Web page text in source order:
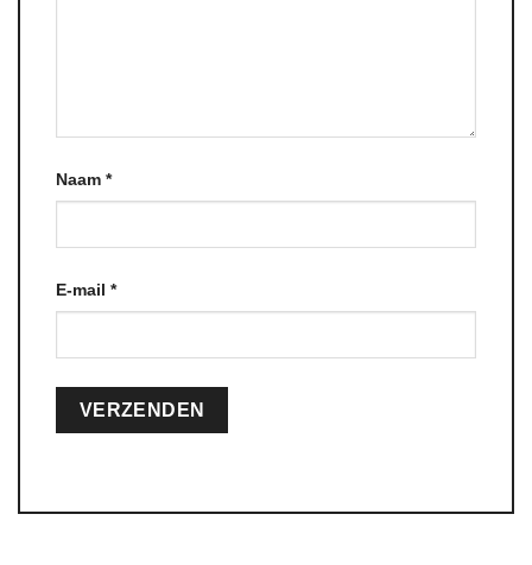
Naam *
E-mail *